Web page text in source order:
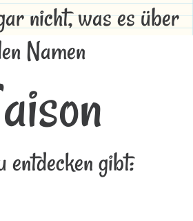
nicht, was es über
Namen
entdecken gibt: